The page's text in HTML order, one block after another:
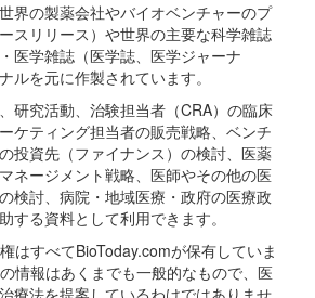
界の製薬会社やバイオベンチャーのプ
スリリース）や世界の主要な科学雑誌
医学雑誌（医学誌、医学ジャーナ
ルを元に作製されています。
研究活動、治験担当者（CRA）の臨床
ケティング担当者の販売戦略、ベンチ
投資先（ファイナンス）の検討、医薬
ネージメント戦略、医師やその他の医
検討、病院・地域医療・政府の医療政
する資料として利用できます。
はすべてBioToday.comが保有していま
情報はあくまでも一般的なもので、医